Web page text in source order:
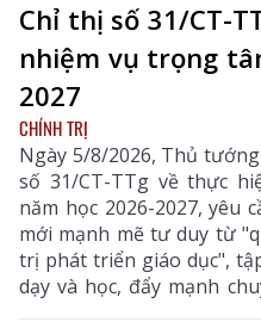
Chỉ thị số 31/CT-
nhiệm vụ trọng
2027
CHÍNH TRỊ
Ngày 5/8/2026, Thủ
số 31/CT-TTg về thực
năm học 2026-2027, yêu
mới mạnh mẽ tư duy từ
trị phát triển giáo dục",
dạy và học, đẩy mạnh
thành tích, bảo đảm đủ